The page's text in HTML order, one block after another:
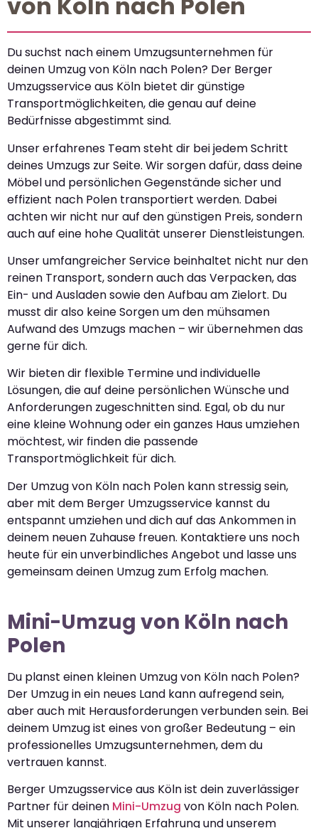
Du suchst nach einem Umzugsunternehmen für
deinen Umzug von Köln nach Polen? Der Berger
Umzugsservice aus Köln bietet dir günstige
Transportmöglichkeiten, die genau auf deine
Bedürfnisse abgestimmt sind.
Unser erfahrenes Team steht dir bei jedem Schritt
deines Umzugs zur Seite. Wir sorgen dafür, dass deine
Möbel und persönlichen Gegenstände sicher und
effizient nach Polen transportiert werden. Dabei
achten wir nicht nur auf den günstigen Preis, sondern
auch auf eine hohe Qualität unserer Dienstleistungen.
Unser umfangreicher Service beinhaltet nicht nur den
reinen Transport, sondern auch das Verpacken, das
Ein- und Ausladen sowie den Aufbau am Zielort. Du
musst dir also keine Sorgen um den mühsamen
Aufwand des Umzugs machen – wir übernehmen das
gerne für dich.
Wir bieten dir flexible Termine und individuelle
Lösungen, die auf deine persönlichen Wünsche und
Anforderungen zugeschnitten sind. Egal, ob du nur
eine kleine Wohnung oder ein ganzes Haus umziehen
möchtest, wir finden die passende
Transportmöglichkeit für dich.
Der Umzug von Köln nach Polen kann stressig sein,
aber mit dem Berger Umzugsservice kannst du
entspannt umziehen und dich auf das Ankommen in
deinem neuen Zuhause freuen. Kontaktiere uns noch
heute für ein unverbindliches Angebot und lasse uns
gemeinsam deinen Umzug zum Erfolg machen.
Mini-Umzug von Köln nach
Polen
Du planst einen kleinen Umzug von Köln nach Polen?
Der Umzug in ein neues Land kann aufregend sein,
aber auch mit Herausforderungen verbunden sein. Bei
deinem Umzug ist eines von großer Bedeutung – ein
professionelles Umzugsunternehmen, dem du
vertrauen kannst.
Berger Umzugsservice aus Köln ist dein zuverlässiger
Partner für deinen Mini-Umzug von Köln nach Polen.
Mit unserer langjährigen Erfahrung und unserem